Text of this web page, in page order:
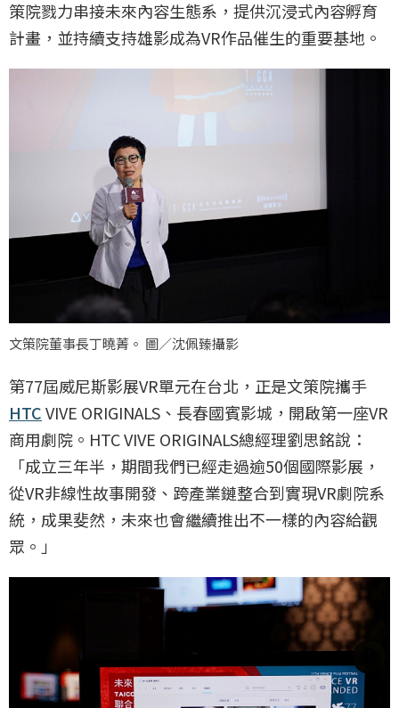
策院戮力串接未來內容生態系，提供沉浸式內容孵育
計畫，並持續支持雄影成為VR作品催生的重要基地。
文策院董事長丁曉菁。 圖／沈佩臻攝影
第77屆威尼斯影展VR單元在台北，正是文策院攜手
HTCVIVE ORIGINALS、長春國賓影城，開啟第一座VR
商用劇院。HTC VIVE ORIGINALS總經理劉思銘說：
「成立三年半，期間我們已經走過逾50個國際影展，
從VR非線性故事開發、跨產業鏈整合到實現VR劇院系
統，成果斐然，未來也會繼續推出不一樣的內容給觀
眾。」